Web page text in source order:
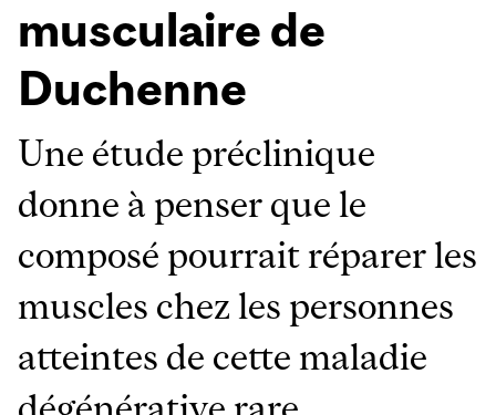
musculaire de
Duchenne
Une étude préclinique
donne à penser que le
composé pourrait réparer les
muscles chez les personnes
atteintes de cette maladie